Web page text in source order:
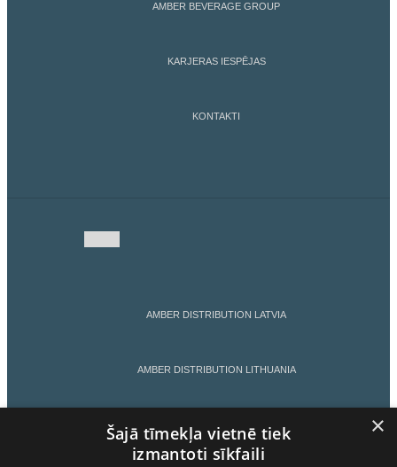
AMBER BEVERAGE GROUP
KARJERAS IESPĒJAS
KONTAKTI
AMBER DISTRIBUTION LATVIA
AMBER DISTRIBUTION LITHUANIA
AMBER DISTRIBUTION ESTONIA ×
Šajā tīmekļa vietnē tiek
izmantoti sīkfaili